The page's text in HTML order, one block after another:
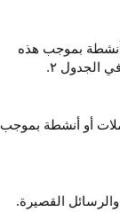
أنشطة بموجب هذه
في الجدول ۲.
أو أنشطة بموجب
القصيرة.